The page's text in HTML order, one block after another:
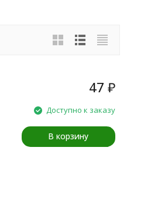
47 ₽
Доступно к заказу
В корзину